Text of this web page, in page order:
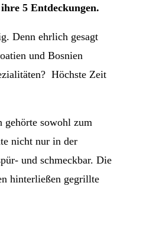
5 Entdeckungen.
Denn ehrlich gesagt
und Bosnien
Höchste Zeit
gehörte sowohl zum
nicht nur in der
und schmeckbar. Die
hinterließen gegrillte